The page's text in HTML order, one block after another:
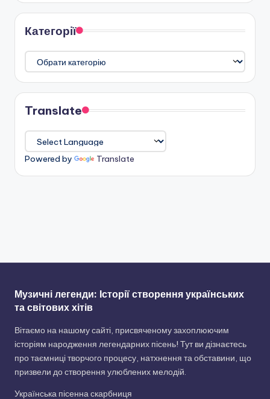
Категорії
Категорії
Translate
Powered by Translate
Музичні легенди: Історії створення українських
та світових хітів
Вітаємо на нашому сайті, присвяченому захоплюючим
історіям народження легендарних пісень! Тут ви дізнаєтесь
про таємниці творчого процесу, натхнення та обставини, що
призвели до створення улюблених мелодій.
Українська пісенна скарбниця